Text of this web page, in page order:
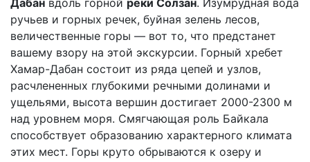
Дабан вдоль горной реки Солзан. Изумрудная вода
ручьев и горных речек, буйная зелень лесов,
величественные горы — вот то, что предстанет
вашему взору на этой экскурсии. Горный хребет
Хамар-Дабан состоит из ряда цепей и узлов,
расчлененных глубокими речными долинами и
ущельями, высота вершин достигает 2000-2300 м
над уровнем моря. Смягчающая роль Байкала
способствует образованию характерного климата
этих мест. Горы круто обрываются к озеру и